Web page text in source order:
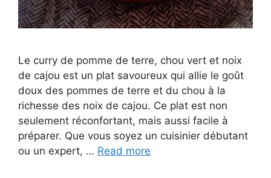
Le curry de pomme de terre, chou vert et noix
de cajou est un plat savoureux qui allie le goût
doux des pommes de terre et du chou à la
richesse des noix de cajou. Ce plat est non
seulement réconfortant, mais aussi facile à
préparer. Que vous soyez un cuisinier débutant
ou un expert, … Read more